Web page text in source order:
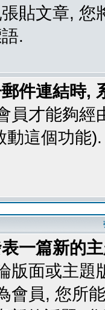
貼文章,
.
件連結時,
員才能夠
動這個功能
一篇新的
版面或主
會員, 您所